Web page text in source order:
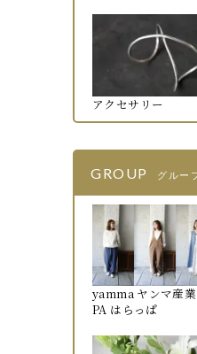
アクセサリー
GROUP グルー
yamma ヤンマ産
PA はらっぱ